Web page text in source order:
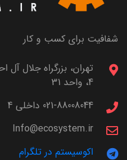
شفافیت برای کسب و کار
4، واحد 31
021-88008044 داخلی 4
Info@ecosystem.ir
اکوسیستم در تلگرام